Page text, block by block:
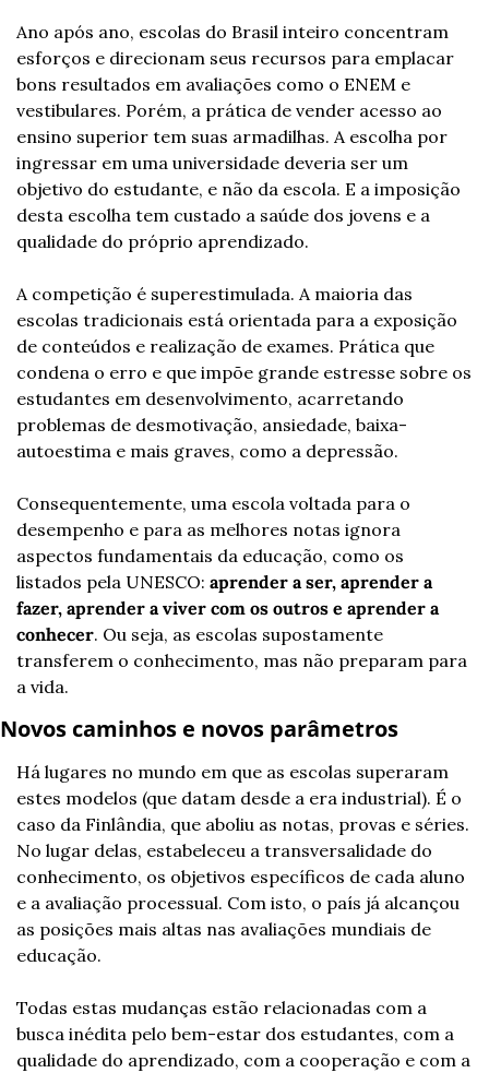
Ano após ano, escolas do Brasil inteiro concentram
esforços e direcionam seus recursos para emplacar
bons resultados em avaliações como o ENEM e
vestibulares. Porém, a prática de vender acesso ao
ensino superior tem suas armadilhas. A escolha por
ingressar em uma universidade deveria ser um
objetivo do estudante, e não da escola. E a imposição
desta escolha tem custado a saúde dos jovens e a
qualidade do próprio aprendizado.
A competição é superestimulada. A maioria das
escolas tradicionais está orientada para a exposição
de conteúdos e realização de exames. Prática que
condena o erro e que impõe grande estresse sobre os
estudantes em desenvolvimento, acarretando
problemas de desmotivação, ansiedade, baixa-
autoestima e mais graves, como a depressão.
Consequentemente, uma escola voltada para o
desempenho e para as melhores notas ignora
aspectos fundamentais da educação, como os
listados pela UNESCO: aprender a ser, aprender a
fazer, aprender a viver com os outros e aprender a
conhecer. Ou seja, as escolas supostamente
transferem o conhecimento, mas não preparam para
a vida.
Novos caminhos e novos parâmetros
Há lugares no mundo em que as escolas superaram
estes modelos (que datam desde a era industrial). É o
caso da Finlândia, que aboliu as notas, provas e séries.
No lugar delas, estabeleceu a transversalidade do
conhecimento, os objetivos específicos de cada aluno
e a avaliação processual. Com isto, o país já alcançou
as posições mais altas nas avaliações mundiais de
educação.
Todas estas mudanças estão relacionadas com a
busca inédita pelo bem-estar dos estudantes, com a
qualidade do aprendizado, com a cooperação e com a